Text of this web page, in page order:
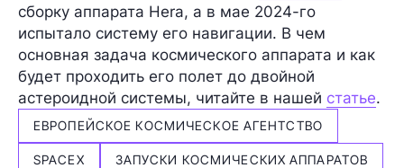
сборку аппарата Hera, а в мае 2024-го
испытало систему его навигации. В чем
основная задача космического аппарата и как
будет проходить его полет до двойной
астероидной системы, читайте в нашей статье.
ЕВРОПЕЙСКОЕ КОСМИЧЕСКОЕ АГЕНТСТВО
SPACEX ЗАПУСКИ КОСМИЧЕСКИХ АППАРАТОВ